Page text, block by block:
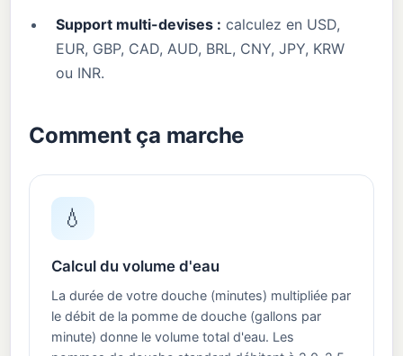
Support multi-devises : calculez en USD,
EUR, GBP, CAD, AUD, BRL, CNY, JPY, KRW
ou INR.
Comment ça marche
💧
Calcul du volume d'eau
La durée de votre douche (minutes) multipliée par
le débit de la pomme de douche (gallons par
minute) donne le volume total d'eau. Les